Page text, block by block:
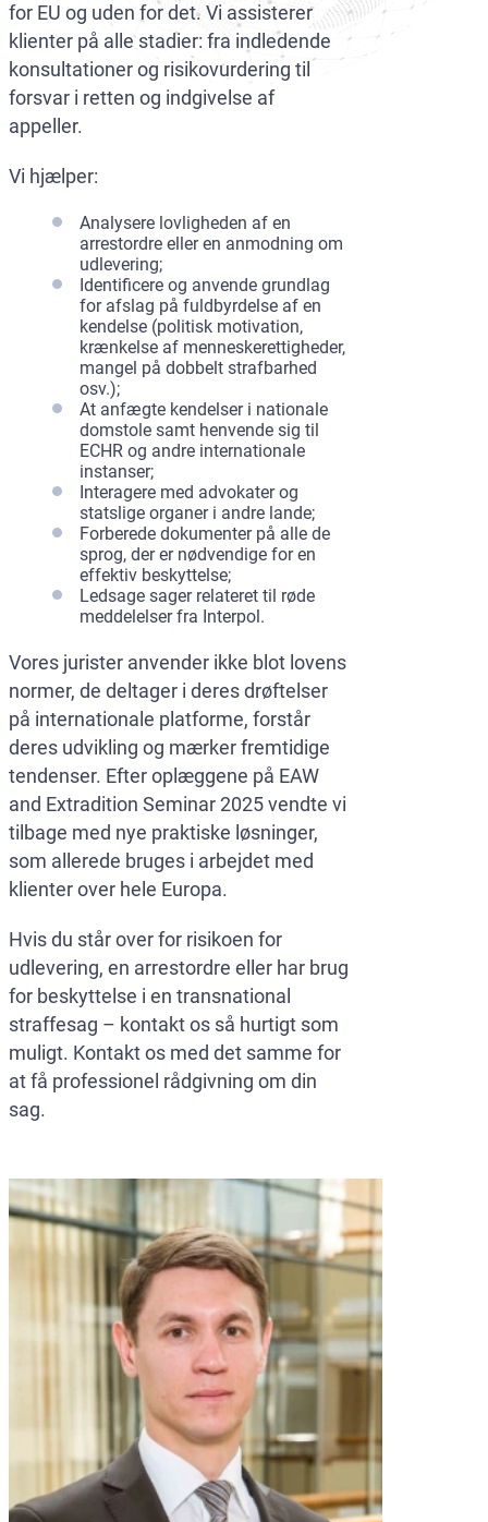
for EU og uden for det. Vi assisterer
klienter på alle stadier: fra indledende
konsultationer og risikovurdering til
forsvar i retten og indgivelse af
appeller.
Vi hjælper:
Analysere lovligheden af en
arrestordre eller en anmodning om
udlevering;
Identificere og anvende grundlag
for afslag på fuldbyrdelse af en
kendelse (politisk motivation,
krænkelse af menneskerettigheder,
mangel på dobbelt strafbarhed
osv.);
At anfægte kendelser i nationale
domstole samt henvende sig til
ECHR og andre internationale
instanser;
Interagere med advokater og
statslige organer i andre lande;
Forberede dokumenter på alle de
sprog, der er nødvendige for en
effektiv beskyttelse;
Ledsage sager relateret til røde
meddelelser fra Interpol.
Vores jurister anvender ikke blot lovens
normer, de deltager i deres drøftelser
på internationale platforme, forstår
deres udvikling og mærker fremtidige
tendenser. Efter oplæggene på EAW
and Extradition Seminar 2025 vendte vi
tilbage med nye praktiske løsninger,
som allerede bruges i arbejdet med
klienter over hele Europa.
Hvis du står over for risikoen for
udlevering, en arrestordre eller har brug
for beskyttelse i en transnational
straffesag – kontakt os så hurtigt som
muligt. Kontakt os med det samme for
at få professionel rådgivning om din
sag.